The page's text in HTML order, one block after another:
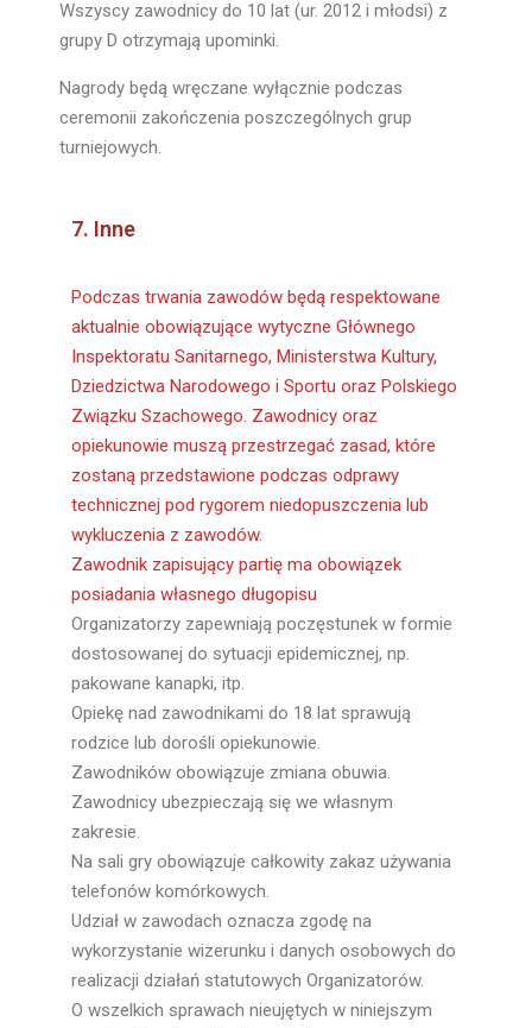
Wszyscy zawodnicy do 10 lat (ur. 2012 i młodsi) z
grupy D otrzymają upominki.
Nagrody będą wręczane wyłącznie podczas
ceremonii zakończenia poszczególnych grup
turniejowych.
7. Inne
Podczas trwania zawodów będą respektowane
aktualnie obowiązujące wytyczne Głównego
Inspektoratu Sanitarnego, Ministerstwa Kultury,
Dziedzictwa Narodowego i Sportu oraz Polskiego
Związku Szachowego. Zawodnicy oraz
opiekunowie muszą przestrzegać zasad, które
zostaną przedstawione podczas odprawy
technicznej pod rygorem niedopuszczenia lub
wykluczenia z zawodów.
Zawodnik zapisujący partię ma obowiązek
posiadania własnego długopisu
Organizatorzy zapewniają poczęstunek w formie
dostosowanej do sytuacji epidemicznej, np.
pakowane kanapki, itp.
Opiekę nad zawodnikami do 18 lat sprawują
rodzice lub dorośli opiekunowie.
Zawodników obowiązuje zmiana obuwia.
Zawodnicy ubezpieczają się we własnym
zakresie.
Na sali gry obowiązuje całkowity zakaz używania
telefonów komórkowych.
Udział w zawodach oznacza zgodę na
wykorzystanie wizerunku i danych osobowych do
realizacji działań statutowych Organizatorów.
O wszelkich sprawach nieujętych w niniejszym